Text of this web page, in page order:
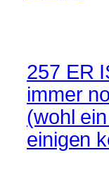
257 ER
immer
(wohl
einigen